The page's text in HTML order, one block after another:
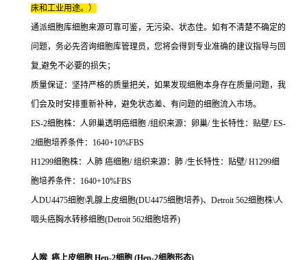
床和工业用途。）
通派细胞库细胞来源可靠可鉴，无污染、状态佳。如有不清楚不确定的
问题，务必先咨询细胞库管理员，您将会得到专业准确的建议指导与回
复,避免不必要的损失；
质量保证：坚持严格的质量把关，如果发现细胞本身存在质量问题，我
们会及时安排重新补种，避免状态差、有问题的细胞流入市场。
ES-2细胞株：人卵巢透明癌细胞 /组织来源：卵巢/ 生长特性：贴壁/ ES-
2细胞培养条件：1640+10%FBS
H1299细胞株：人肺 癌细胞/ 组织来源：肺 /生长特性：贴壁/ H1299细
胞培养条件：1640+10%FBS
人DU4475细胞\乳腺上皮细胞(DU4475细胞培养)、Detroit 562细胞株\人
咽头癌胸水转移细胞(Detroit 562细胞培养)
人喉_癌上皮细胞 Hep-2细胞 (Hep-2细胞形态)